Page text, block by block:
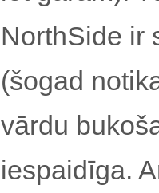
NorthSide ir
(šogad
vārdu
iespaidīga.